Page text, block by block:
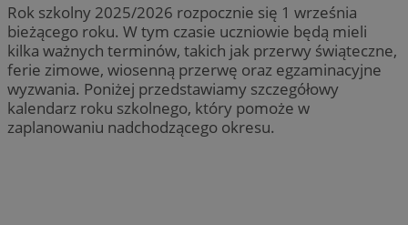
Rok szkolny 2025/2026 rozpocznie się 1 września
bieżącego roku. W tym czasie uczniowie będą mieli
kilka ważnych terminów, takich jak przerwy świąteczne,
ferie zimowe, wiosenną przerwę oraz egzaminacyjne
wyzwania. Poniżej przedstawiamy szczegółowy
kalendarz roku szkolnego, który pomoże w
zaplanowaniu nadchodzącego okresu.